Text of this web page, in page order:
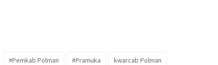
#Pemkab Polman #Pramuka kwarcab Polman